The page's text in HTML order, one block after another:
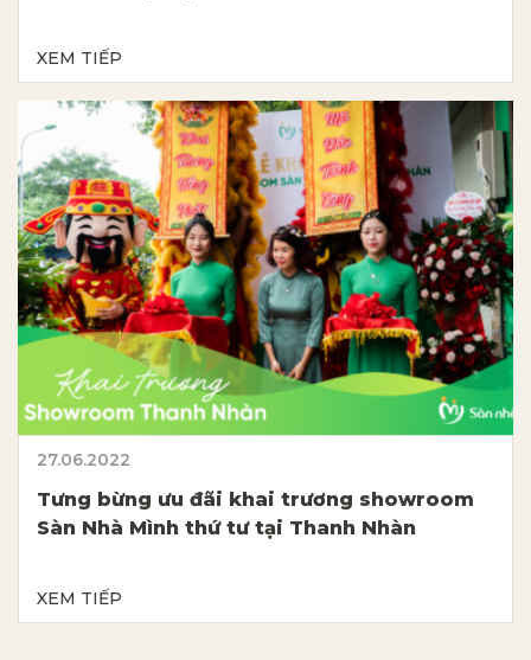
XEM TIẾP
27.06.2022
Tưng bừng ưu đãi khai trương showroom
Sàn Nhà Mình thứ tư tại Thanh Nhàn
XEM TIẾP